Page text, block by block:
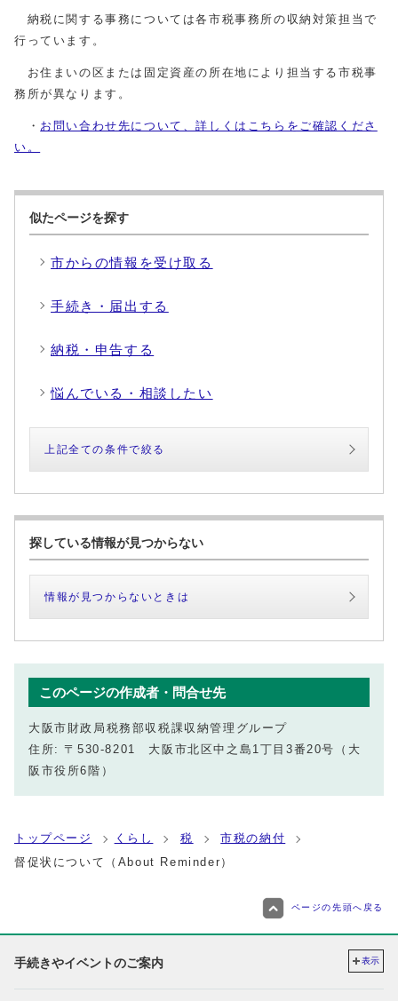
納税に関する事務については各市税事務所の収納対策担当で
行っています。
お住まいの区または固定資産の所在地により担当する市税事
務所が異なります。
・ お問い合わせ先について、詳しくはこちらをご確認くださ
い。
似たページを探す
市からの情報を受け取る
手続き・届出する
納税・申告する
悩んでいる・相談したい
上記全ての条件で絞る
探している情報が見つからない
情報が見つからないときは
このページの作成者・問合せ先
大阪市財政局税務部収税課収納管理グループ
住所: 〒530-8201 大阪市北区中之島1丁目3番20号（大
阪市役所6階）
トップページ くらし 税
市税の納付
督促状について（About Reminder）
ページの先頭へ戻る
手続きやイベントのご案内 表示